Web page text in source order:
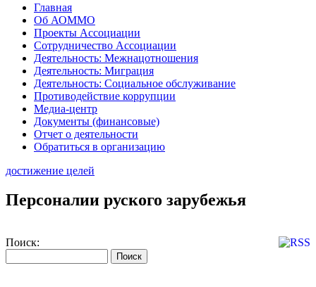
Главная
Об АОММО
Проекты Ассоциации
Сотрудничество Ассоциации
Деятельность: Межнацотношения
Деятельность: Миграция
Деятельность: Социальное обслуживание
Противодействие коррупции
Медиа-центр
Документы (финансовые)
Отчет о деятельности
Обратиться в организацию
достижение целей
Персоналии руского зарубежья
Поиск: